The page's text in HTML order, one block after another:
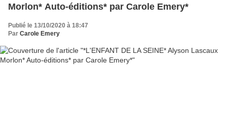
Morlon* Auto-éditions* par Carole Emery*
Publié le 13/10/2020 à 18:47
Par Carole Emery